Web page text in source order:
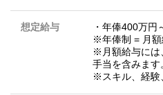
想定給与
・年俸400万円
※年俸制 = 月額
※月額給与には
手当を含みます
※スキル、経験